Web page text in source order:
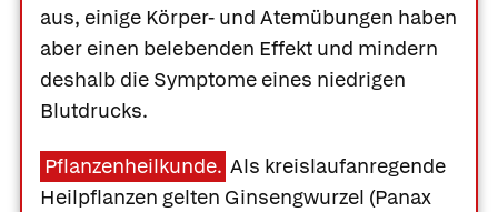
aus, einige Körper- und Atemübungen haben
aber einen belebenden Effekt und mindern
deshalb die Symptome eines niedrigen
Blutdrucks.
Pflanzenheilkunde. Als kreislaufanregende
Heilpflanzen gelten Ginsengwurzel (Panax